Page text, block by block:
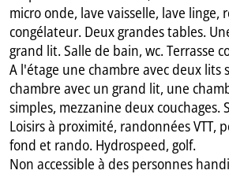
micro onde, lave vaisselle, lave linge,
congélateur. Deux grandes tables.
grand lit. Salle de bain, wc. Terrasse
A l'étage une chambre avec deux lits
chambre avec un grand lit, une
simples, mezzanine deux couchages.
Loisirs à proximité, randonnées VTT,
fond et rando. Hydrospeed, golf.
Non accessible à des personnes